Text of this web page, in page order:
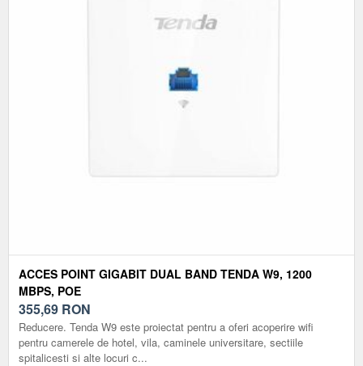
ACCES POINT GIGABIT DUAL BAND TENDA W9, 1200
MBPS, POE
355,69 RON
Reducere. Tenda W9 este proiectat pentru a oferi acoperire wifi
pentru camerele de hotel, vila, caminele universitare, sectiile
spitalicesti si alte locuri c...